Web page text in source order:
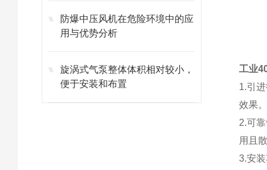
防爆中压风机在危险环境中的应
用与优势分析
旋涡式气泵整体体积相对较小，
便于安装和布置
工业
1.引
效果
2.可
用且
3.安